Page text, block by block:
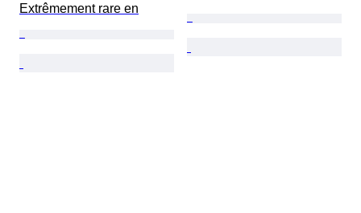
Extrêmement rare en